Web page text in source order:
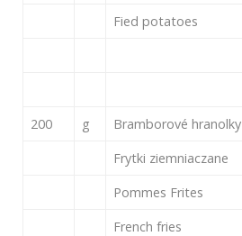
Fied potatoes
200 g Bramborové hranolky
Frytki ziemniaczane
Pommes Frites
French fries